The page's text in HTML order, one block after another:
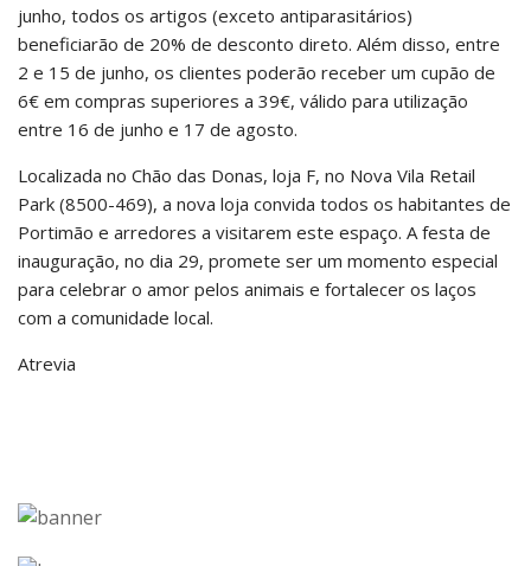
junho, todos os artigos (exceto antiparasitários)
beneficiarão de 20% de desconto direto. Além disso, entre
2 e 15 de junho, os clientes poderão receber um cupão de
6€ em compras superiores a 39€, válido para utilização
entre 16 de junho e 17 de agosto.
Localizada no Chão das Donas, loja F, no Nova Vila Retail
Park (8500-469), a nova loja convida todos os habitantes de
Portimão e arredores a visitarem este espaço. A festa de
inauguração, no dia 29, promete ser um momento especial
para celebrar o amor pelos animais e fortalecer os laços
com a comunidade local.
Atrevia